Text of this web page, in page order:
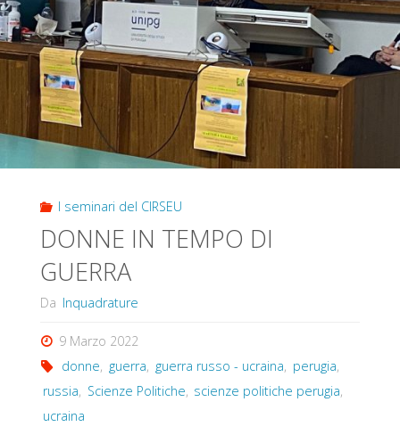
I seminari del CIRSEU
DONNE IN TEMPO DI
GUERRA
Da Inquadrature
9 Marzo 2022
donne, guerra, guerra russo - ucraina, perugia,
russia, Scienze Politiche, scienze politiche perugia,
ucraina